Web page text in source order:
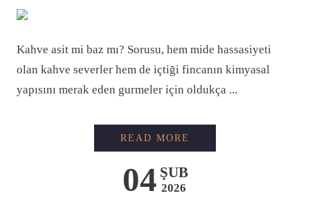
Kahve asit mi baz mı? Sorusu, hem mide hassasiyeti
olan kahve severler hem de içtiği fincanın kimyasal
yapısını merak eden gurmeler için oldukça ...
04 ŞUB
2026
READ MORE